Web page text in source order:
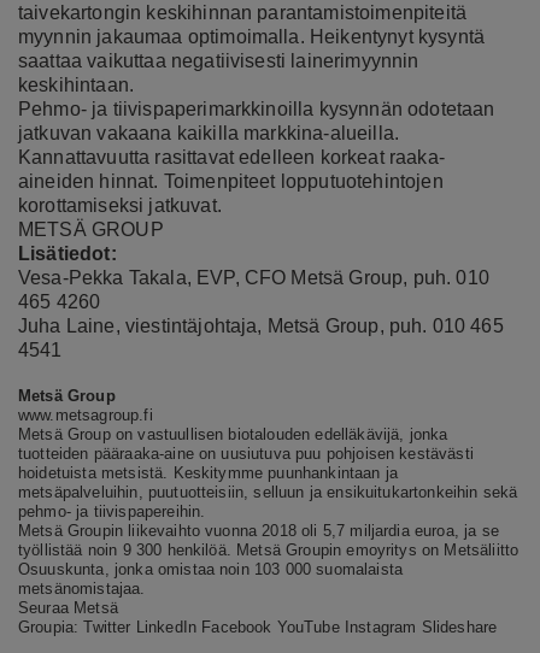
taivekartongin keskihinnan parantamistoimenpiteitä
myynnin jakaumaa optimoimalla. Heikentynyt kysyntä
saattaa vaikuttaa negatiivisesti lainerimyynnin
keskihintaan.
Pehmo- ja tiivispaperimarkkinoilla kysynnän odotetaan
jatkuvan vakaana kaikilla markkina-alueilla.
Kannattavuutta rasittavat edelleen korkeat raaka-
aineiden hinnat. Toimenpiteet lopputuotehintojen
korottamiseksi jatkuvat.
METSÄ GROUP
Lisätiedot:
Vesa-Pekka Takala, EVP, CFO Metsä Group, puh. 010
465 4260
Juha Laine, viestintäjohtaja, Metsä Group, puh. 010 465
4541
Metsä Group
www.metsagroup.fi
Metsä Group on vastuullisen biotalouden edelläkävijä, jonka
tuotteiden pääraaka-aine on uusiutuva puu pohjoisen kestävästi
hoidetuista metsistä. Keskitymme puunhankintaan ja
metsäpalveluihin, puutuotteisiin, selluun ja ensikuitukartonkeihin sekä
pehmo- ja tiivispapereihin.
Metsä Groupin liikevaihto vuonna 2018 oli 5,7 miljardia euroa, ja se
työllistää noin 9 300 henkilöä. Metsä Groupin emoyritys on Metsäliitto
Osuuskunta, jonka omistaa noin 103 000 suomalaista
metsänomistajaa.
Seuraa Metsä
Groupia:Twitter LinkedIn Facebook YouTube Instagram Slideshare